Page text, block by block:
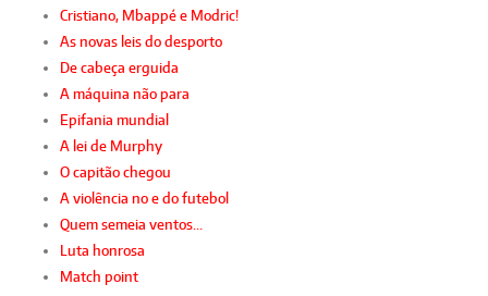
Cristiano, Mbappé e Modric!
As novas leis do desporto
De cabeça erguida
A máquina não para
Epifania mundial
A lei de Murphy
O capitão chegou
A violência no e do futebol
Quem semeia ventos…
Luta honrosa
Match point